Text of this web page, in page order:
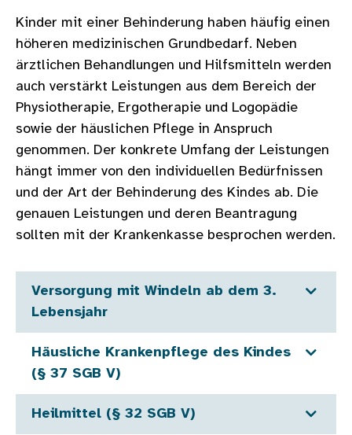
Kinder mit einer Behinderung haben häufig einen
höheren medizinischen Grundbedarf. Neben
ärztlichen Behandlungen und Hilfsmitteln werden
auch verstärkt Leistungen aus dem Bereich der
Physiotherapie, Ergotherapie und Logopädie
sowie der häuslichen Pflege in Anspruch
genommen. Der konkrete Umfang der Leistungen
hängt immer von den individuellen Bedürfnissen
und der Art der Behinderung des Kindes ab. Die
genauen Leistungen und deren Beantragung
sollten mit der Krankenkasse besprochen werden.
Versorgung mit Windeln ab dem 3.
Lebensjahr
Häusliche Krankenpflege des Kindes
(§ 37 SGB V)
Heilmittel (§ 32 SGB V)